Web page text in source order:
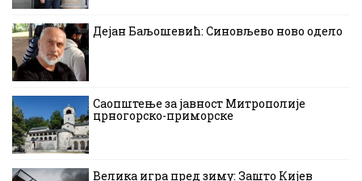
Дејан Баљошевић: Синовљево ново одело
Саопштење за јавност Митрополије
црногорско-приморске
Велика игра пред зиму: Зашто Кијев